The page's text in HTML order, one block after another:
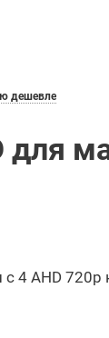
дешевле
4 AHD